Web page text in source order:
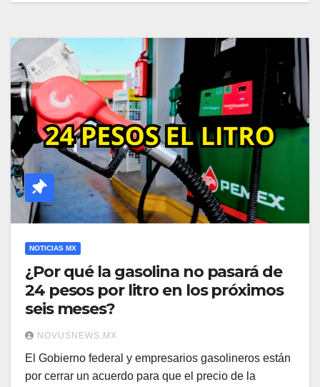
NOTICIAS MX
¿Por qué la gasolina no pasará de
24 pesos por litro en los próximos
seis meses?
NOVUSNEWS.MX
El Gobierno federal y empresarios gasolineros están
por cerrar un acuerdo para que el precio de la